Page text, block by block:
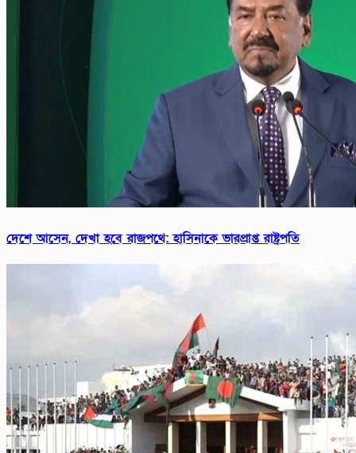
দেশে আসেন, দেখা হবে রাজপথে: হাসিনাকে ভারপ্রাপ্ত রাষ্ট্রপতি